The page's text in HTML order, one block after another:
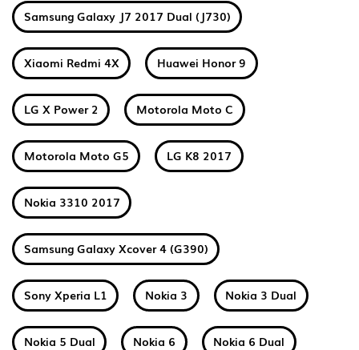
Samsung Galaxy J7 2017 Dual (J730)
Xiaomi Redmi 4X Huawei Honor 9
LG X Power 2 Motorola Moto C
Motorola Moto G5 LG K8 2017
Nokia 3310 2017
Samsung Galaxy Xcover 4 (G390)
Sony Xperia L1 Nokia 3 Nokia 3 Dual
Nokia 5 Dual Nokia 6 Nokia 6 Dual